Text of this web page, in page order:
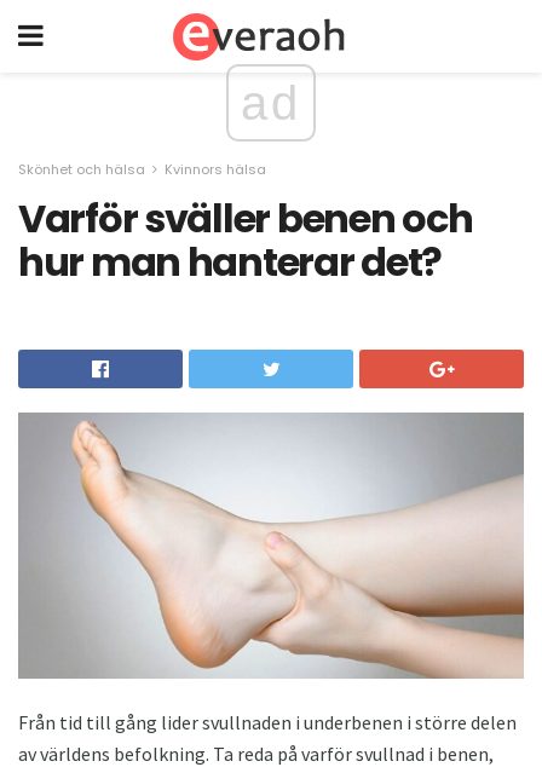
ad
Skönhet och hälsa Kvinnors hälsa
Varför sväller benen och
hur man hanterar det?
Från tid till gång lider svullnaden i underbenen i större delen
av världens befolkning. Ta reda på varför svullnad i benen,